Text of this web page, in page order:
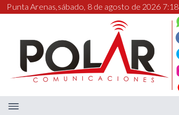
Punta Arenas,sábado, 8 de agosto de 2026 7:18